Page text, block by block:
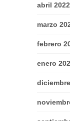
abril 2022
marzo
febrero
enero